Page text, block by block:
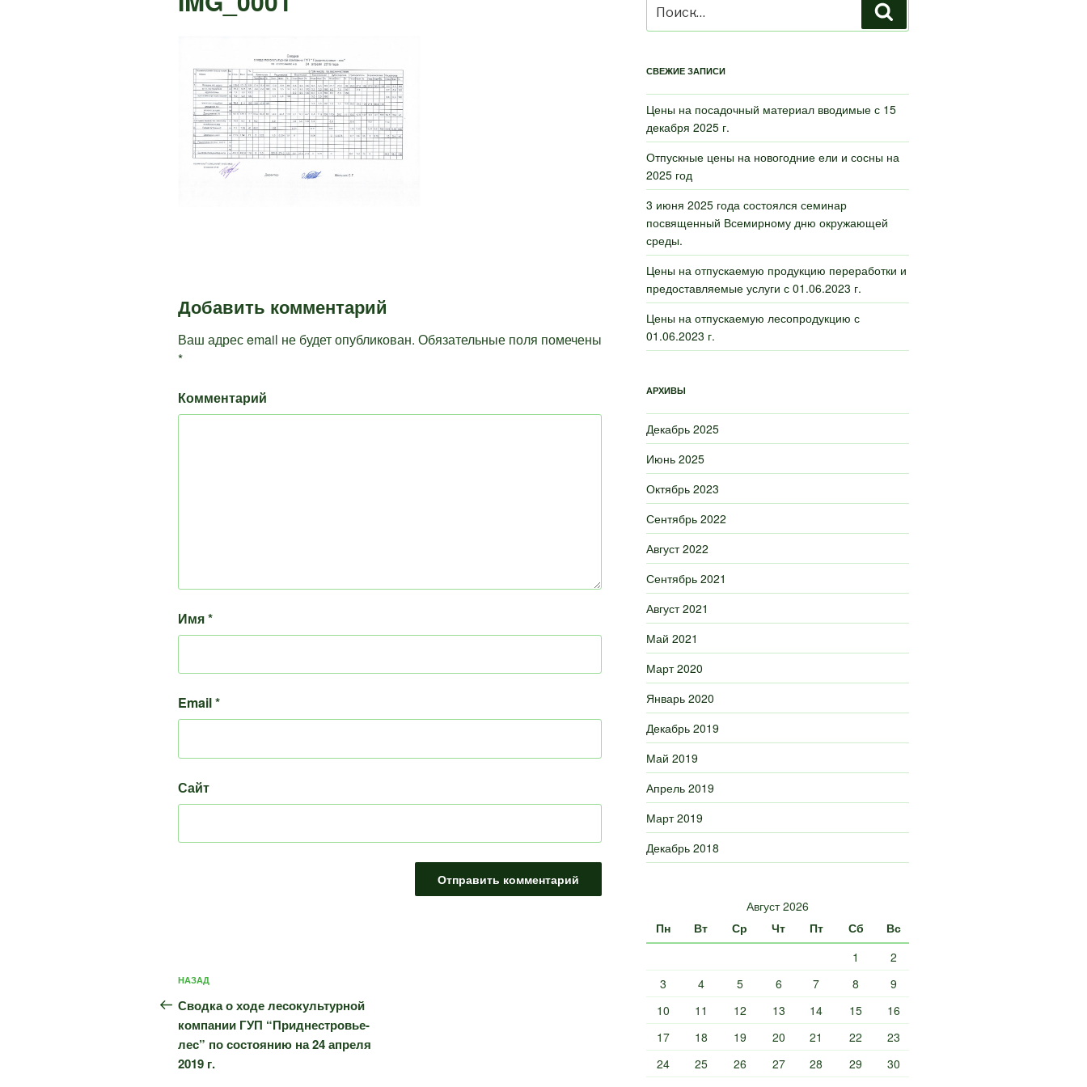
Добавить комментарий
Ваш адрес email не будет опубликован. Обязательные поля помечены
*
Комментарий
Имя*
Email*
Сайт
Навигация
по
записям
Предыдущая
запись:
НАЗАД
Сводка о ходе лесокультурной
компании ГУП “Приднестровье-
лес” по состоянию на 24 апреля
2019 г.
СВЕЖИЕ ЗАПИСИ
Цены на посадочный материал вводимые с 15
декабря 2025 г.
Отпускные цены на новогодние ели и сосны на
2025 год
3 июня 2025 года состоялся семинар
посвященный Всемирному дню окружающей
среды.
Цены на отпускаемую продукцию переработки и
предоставляемые услуги с 01.06.2023 г.
Цены на отпускаемую лесопродукцию с
01.06.2023 г.
АРХИВЫ
Декабрь 2025
Июнь 2025
Октябрь 2023
Сентябрь 2022
Август 2022
Сентябрь 2021
Август 2021
Май 2021
Март 2020
Январь 2020
Декабрь 2019
Май 2019
Апрель 2019
Март 2019
Декабрь 2018
Август 2026
Пн
Вт Ср Чт Пт Сб
Вс
1
2
3
4 5 6 7 8
9
10
11 12 13 14 15
16
17
18 19 20 21 22
23
24
25 26 27 28 29
30